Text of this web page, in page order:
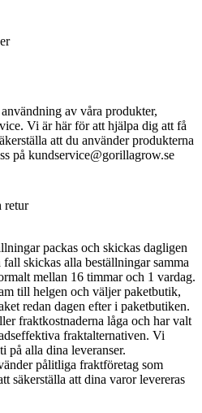
av våra produkter,
Vi är här för att hjälpa dig att få
att du använder produkterna
på kundservice@gorillagrow.se
retur
packas och skickas dagligen
skickas alla beställningar samma
mellan 16 timmar och 1 vardag.
till helgen och väljer paketbutik,
redan dagen efter i paketbutiken.
fraktkostnaderna låga och har valt
fraktalternativen. Vi
på alla dina leveranser.
pålitliga fraktföretag som
säkerställa att dina varor levereras